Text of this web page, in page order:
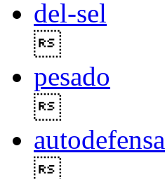
del-sel
pesado
autodefensa